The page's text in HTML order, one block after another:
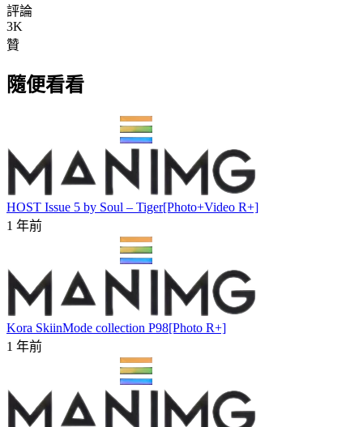
評論
3K
贊
隨便看看
HOST Issue 5 by Soul – Tiger[Photo+Video R+]
1 年前
Kora SkiinMode collection P98[Photo R+]
1 年前